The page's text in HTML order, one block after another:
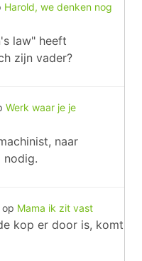
Harold, we denken nog
law" heeft
zijn vader?
Werk waar je je
naar
nodig.
op Mama ik zit vast
kop er door is, komt